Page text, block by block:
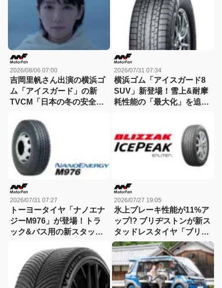
2026/08/06 07:00
吉岡里帆さん出演の横浜ゴ
ム「アイスガード」の新
TVCM「日本の冬の安全
守る。」が8月から放映開
始！
2026/07/31 07:34
横浜ゴム「アイスガード8
SUV」新登場！雪上&耐摩
耗性能の「最大化」を追求
2026/07/31 07:27
トーヨータイヤ「ナノエナ
ジーM976」が登場！トラ
ック&バス用の新スタッド
耗&氷雪性能を高いレベル
で両立
2026/07/27 19:05
氷上ブレーキ性能が11%ア
ップ!? ブリヂストンが新ス
タッドレスタイヤ「ブリザ
ック アイスピーク」を発
表！